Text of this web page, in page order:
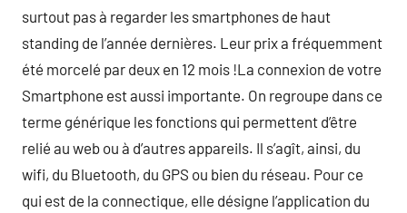
surtout pas à regarder les smartphones de haut
standing de l’année dernières. Leur prix a fréquemment
été morcelé par deux en 12 mois !La connexion de votre
Smartphone est aussi importante. On regroupe dans ce
terme générique les fonctions qui permettent d’être
relié au web ou à d’autres appareils. Il s’agît, ainsi, du
wifi, du Bluetooth, du GPS ou bien du réseau. Pour ce
qui est de la connectique, elle désigne l’application du